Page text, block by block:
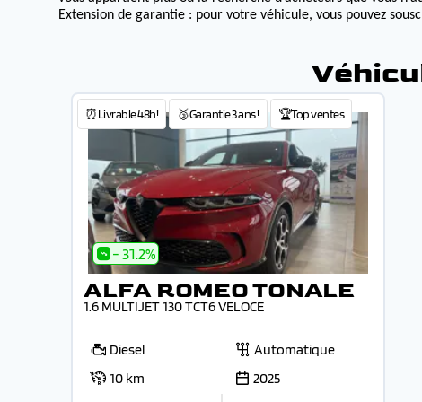
Extension de garantie : pour votre véhicule, vous pouvez
⏰Livrable 48h! 🥉Garantie 3 ans ! 🏆Top ventes
- 31.2%
ALFA ROMEO TONALE
1.6 MULTIJET 130 TCT6 VELOCE
Diesel
Automatique
10 km
2025